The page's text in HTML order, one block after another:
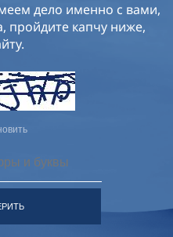
дело именно с вами,
пройдите капчу ниже,